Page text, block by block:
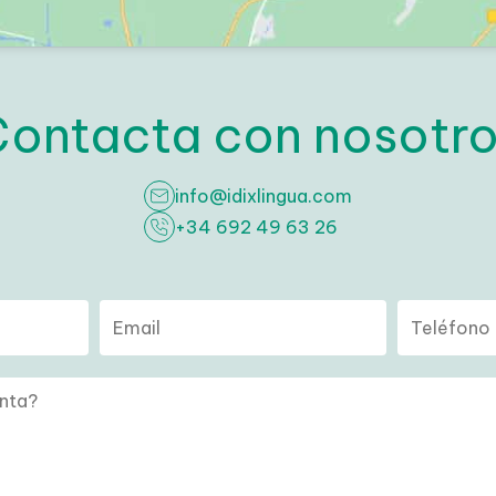
con
info@idixlingua.com
+34 692 49 63 26